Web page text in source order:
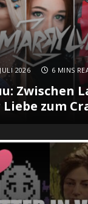
2026 6 MINS
Zwischen
Liebe zum